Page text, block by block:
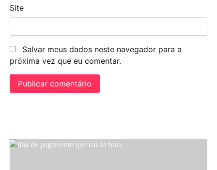
Site
Salvar meus dados neste navegador para a
próxima vez que eu comentar.